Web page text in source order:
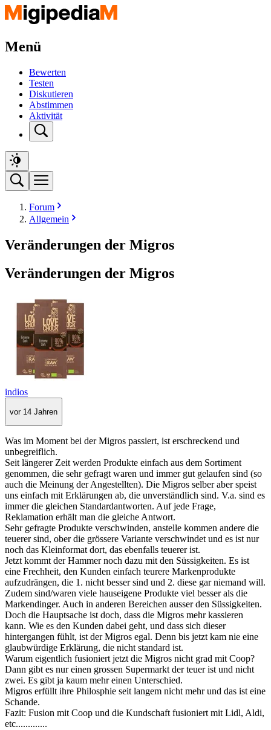
Menü
Bewerten
Testen
Diskutieren
Abstimmen
Aktivität
Forum
Allgemein
Veränderungen der Migros
Veränderungen der Migros
indios
vor 14 Jahren
Was im Moment bei der Migros passiert, ist erschreckend und
unbegreiflich.
Seit längerer Zeit werden Produkte einfach aus dem Sortiment
genommen, die sehr gefragt waren und immer gut gelaufen sind (so
auch die Meinung der Angestellten). Die Migros selber aber speist
uns einfach mit Erklärungen ab, die unverständlich sind. V.a. sind es
immer die gleichen Standardantworten. Auf jede Frage,
Reklamation erhält man die gleiche Antwort.
Sehr gefragte Produkte verschwinden, anstelle kommen andere die
teuerer sind, ober die grössere Variante verschwindet und es ist nur
noch das Kleinformat dort, das ebenfalls teuerer ist.
Jetzt kommt der Hammer noch dazu mit den Süssigkeiten. Es ist
eine Frechheit, den Kunden einfach teurere Markenprodukte
aufzudrängen, die 1. nicht besser sind und 2. diese gar niemand will.
Zudem sind/waren viele hauseigene Produkte viel besser als die
Markendinger. Auch in anderen Bereichen ausser den Süssigkeiten.
Doch die Hauptsache ist doch, dass die Migros mehr kassieren
kann. Wie es den Kunden dabei geht, und dass sich dieser
hintergangen fühlt, ist der Migros egal. Denn bis jetzt kam nie eine
glaubwürdige Erklärung, die nicht standard ist.
Warum eigentlich fusioniert jetzt die Migros nicht grad mit Coop?
Dann gibt es nur einen grossen Supermarkt der teuer ist und nicht
zwei. Es gibt ja kaum mehr einen Unterschied.
Migros erfüllt ihre Philosphie seit langem nicht mehr und das ist eine
Schande.
Fazit: Fusion mit Coop und die Kundschaft fusioniert mit Lidl, Aldi,
etc.............